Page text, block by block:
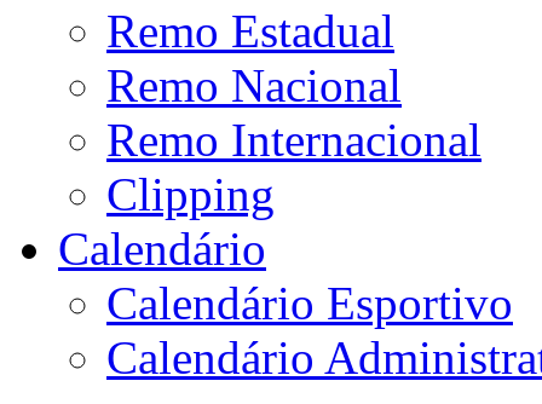
Remo Estadual
Remo Nacional
Remo Internacional
Clipping
Calendário
Calendário Esportivo
Calendário